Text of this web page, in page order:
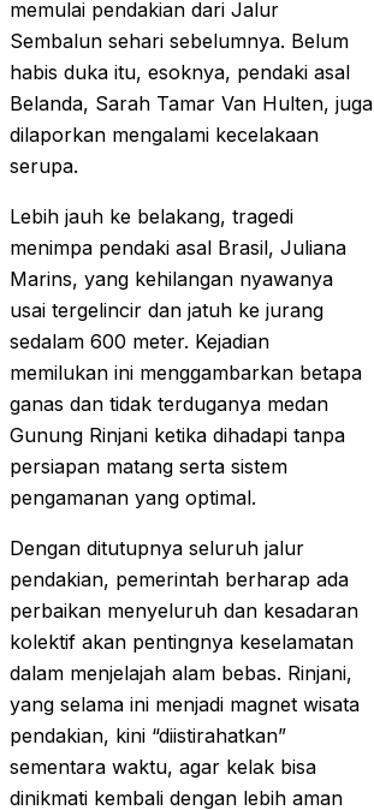
memulai pendakian dari Jalur
Sembalun sehari sebelumnya. Belum
habis duka itu, esoknya, pendaki asal
Belanda, Sarah Tamar Van Hulten, juga
dilaporkan mengalami kecelakaan
serupa.
Lebih jauh ke belakang, tragedi
menimpa pendaki asal Brasil, Juliana
Marins, yang kehilangan nyawanya
usai tergelincir dan jatuh ke jurang
sedalam 600 meter. Kejadian
memilukan ini menggambarkan betapa
ganas dan tidak terduganya medan
Gunung Rinjani ketika dihadapi tanpa
persiapan matang serta sistem
pengamanan yang optimal.
Dengan ditutupnya seluruh jalur
pendakian, pemerintah berharap ada
perbaikan menyeluruh dan kesadaran
kolektif akan pentingnya keselamatan
dalam menjelajah alam bebas. Rinjani,
yang selama ini menjadi magnet wisata
pendakian, kini “diistirahatkan”
sementara waktu, agar kelak bisa
dinikmati kembali dengan lebih aman